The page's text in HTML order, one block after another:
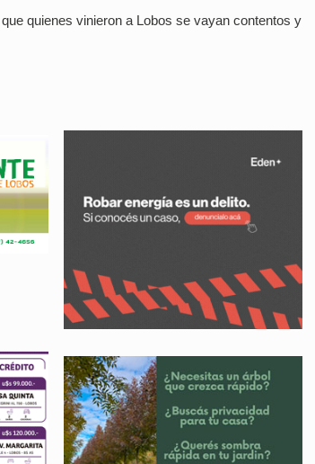
quienes vinieron a Lobos se vayan contentos y